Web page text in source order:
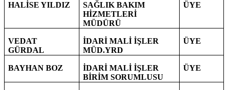
HALİSE YILDIZ
SAĞLIK BAKIM
HİZMETLERİ
MÜDÜRÜ
ÜYE
VEDAT
GÜRDAL
İDARİ MALİ İŞLER
MÜD.YRD
ÜYE
BAYHAN BOZ
İDARİ MALİ İŞLER
BİRİM SORUMLUSU
ÜYE